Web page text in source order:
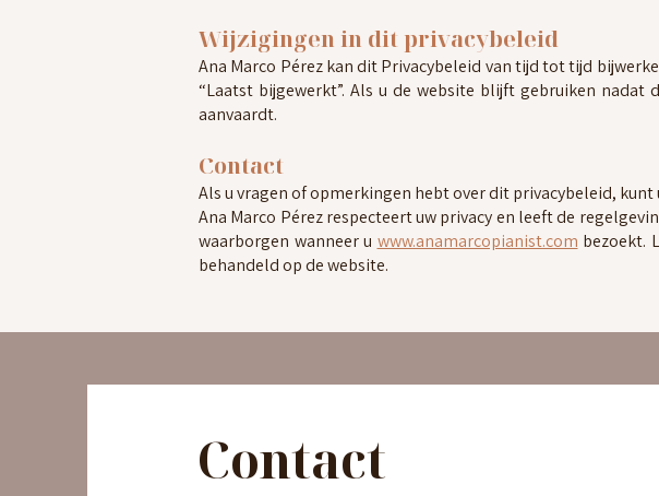
Wijzigingen in dit privacybeleid
Ana Marco Pérez kan dit Privacybeleid van tijd tot tijd
“Laatst bijgewerkt”. Als u de website blijft gebruiken
aanvaardt.
Contact
Als u vragen of opmerkingen hebt over dit privacybeleid,
Ana Marco Pérez respecteert uw privacy en leeft de
waarborgen wanneer u www.anamarcopianist.com bezoekt.
behandeld op de website.
Contact